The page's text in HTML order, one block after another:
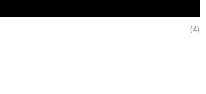
(4)